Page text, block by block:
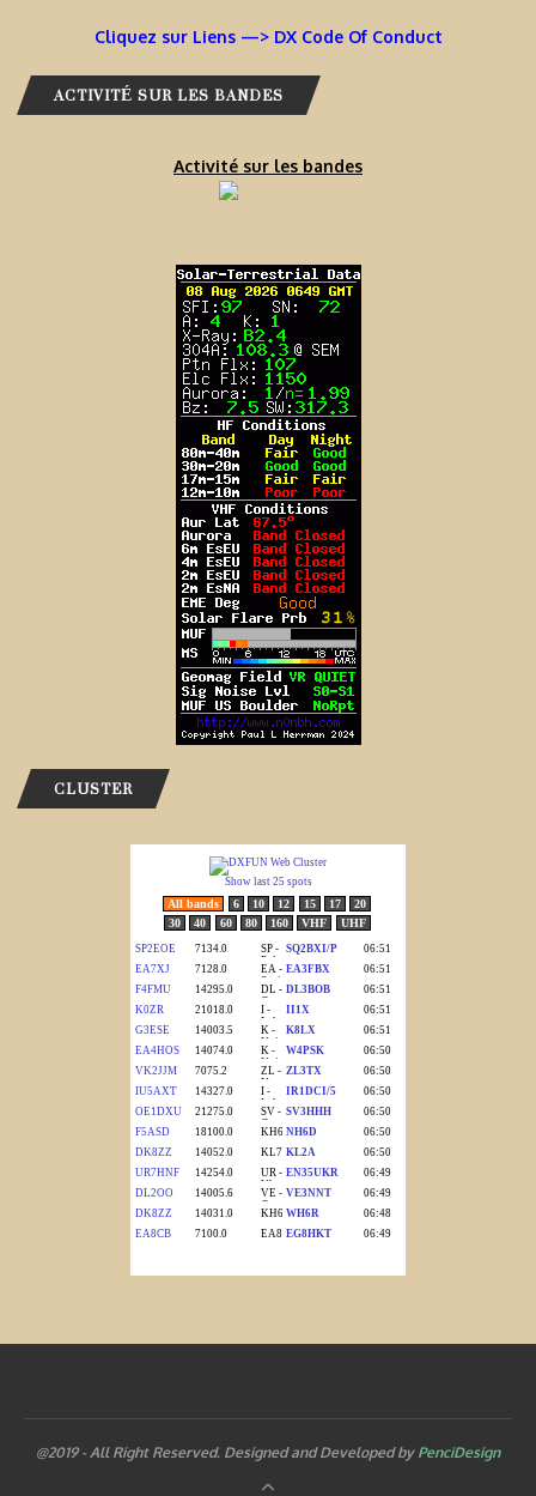
Cliquez sur Liens —> DX Code Of Conduct
ACTIVITÉ SUR LES BANDES
Activité sur les bandes
CLUSTER
@2019 - All Right Reserved. Designed and Developed by PenciDesign